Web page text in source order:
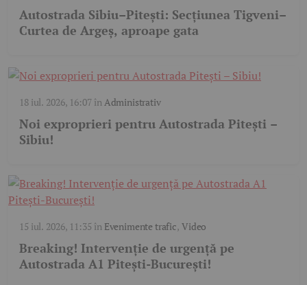
Autostrada Sibiu–Pitești: Secțiunea Tigveni–
Curtea de Argeș, aproape gata
18 iul. 2026, 16:07în Administrativ
Noi exproprieri pentru Autostrada Pitești –
Sibiu!
15 iul. 2026, 11:35 în Evenimente trafic, Video
Breaking! Intervenție de urgență pe
Autostrada A1 Pitești-București!